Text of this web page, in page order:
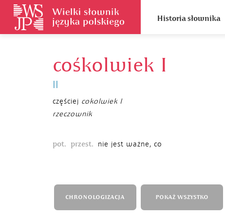
Historia słownika
cośkolwiek I
II
częściej cokolwiek I
rzeczownik
pot. przest. nie jest ważne, co
CHRONOLOGIZACJA POKAŻ WSZYSTKO